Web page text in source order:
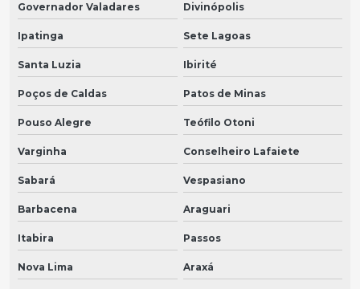
Governador Valadares Divinópolis
Ipatinga Sete Lagoas
Santa Luzia Ibirité
Poços de Caldas Patos de Minas
Pouso Alegre Teófilo Otoni
Varginha Conselheiro Lafaiete
Sabará Vespasiano
Barbacena Araguari
Itabira Passos
Nova Lima Araxá